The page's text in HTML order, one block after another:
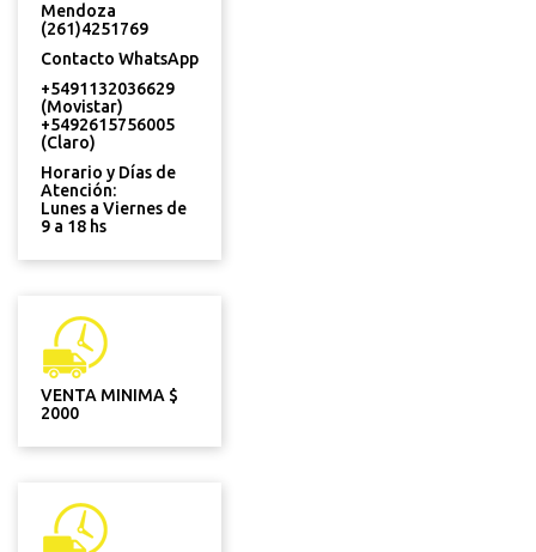
Mendoza
(261)4251769
Contacto WhatsApp
+5491132036629
(Movistar)
+5492615756005
(Claro)
Horario y Días de
Atención:
Lunes a Viernes de
9 a 18 hs
VENTA MINIMA $
2000